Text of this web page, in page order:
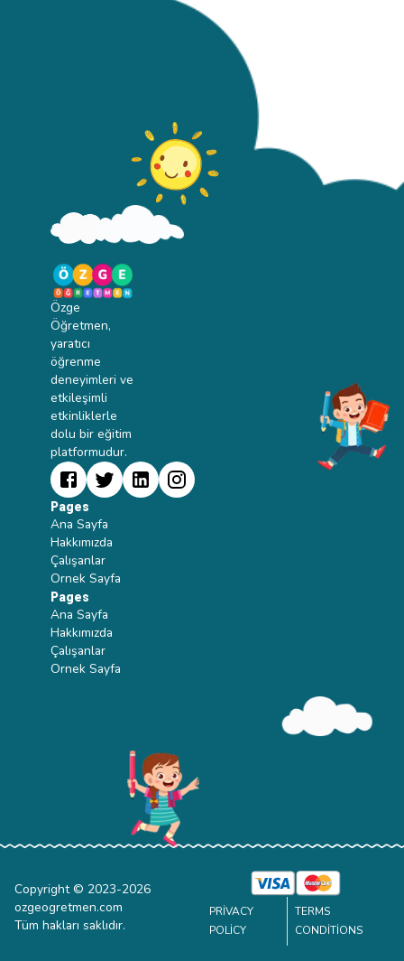
Özge
Öğretmen,
yaratıcı
öğrenme
deneyimleri ve
etkileşimli
etkinliklerle
dolu bir eğitim
platformudur.
Pages
Ana Sayfa
Hakkımızda
Çalışanlar
Ornek Sayfa
Pages
Ana Sayfa
Hakkımızda
Çalışanlar
Ornek Sayfa
Copyright © 2023-2026
ozgeogretmen.com
Tüm hakları saklıdır.
PRIVACY
POLICY
TERMS
CONDITIONS